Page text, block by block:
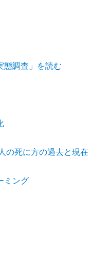
態調査」を読む
の死に方の過去と現在
ミング